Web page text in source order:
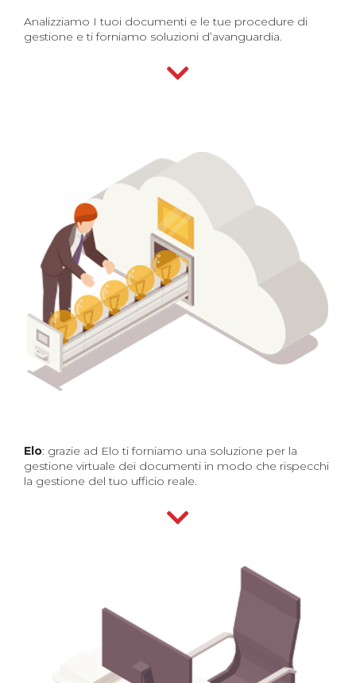
Analizziamo I tuoi documenti e le tue procedure di
gestione e ti forniamo soluzioni d’avanguardia.
Elo: grazie ad Elo ti forniamo una soluzione per la
gestione virtuale dei documenti in modo che rispecchi
la gestione del tuo ufficio reale.